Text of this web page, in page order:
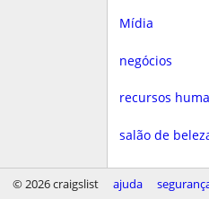
Mídia
negócios
recursos
salão de
saúde
© 2026 craigslist ajuda